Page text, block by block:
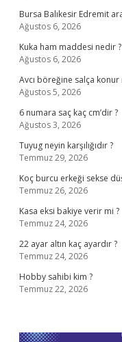
Bursa Balıkesir Edremit
Ağustos 6, 2026
Kuka ham maddesi nedir ?
Ağustos 6, 2026
Avcı böreğine salça konur
Ağustos 5, 2026
6 numara saç kaç cm’dir ?
Ağustos 3, 2026
Tuyug neyin karşılığıdır ?
Temmuz 29, 2026
Koç burcu erkeği sekse
Temmuz 26, 2026
Kasa eksi bakiye verir mi ?
Temmuz 24, 2026
22 ayar altın kaç ayardır ?
Temmuz 24, 2026
Hobby sahibi kim ?
Temmuz 22, 2026